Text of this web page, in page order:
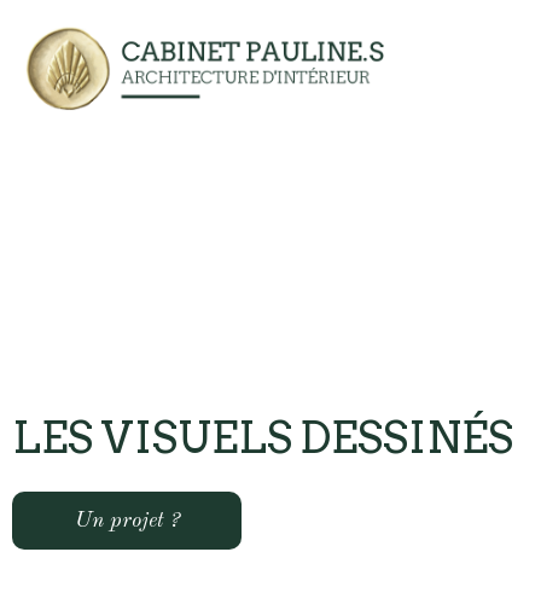
LES VISUELS DESSINÉS
Un projet ?